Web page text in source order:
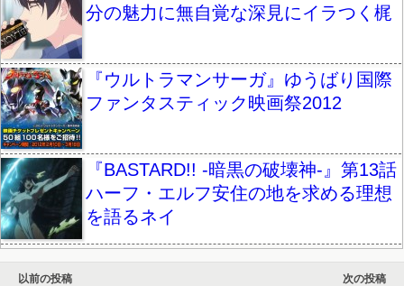
分の魅力に無自覚な深見にイラつく梶
『ウルトラマンサーガ』ゆうばり国際
ファンタスティック映画祭2012
『BASTARD!! -暗黒の破壊神-』第13話
ハーフ・エルフ安住の地を求める理想
を語るネイ
以前の投稿
次の投稿